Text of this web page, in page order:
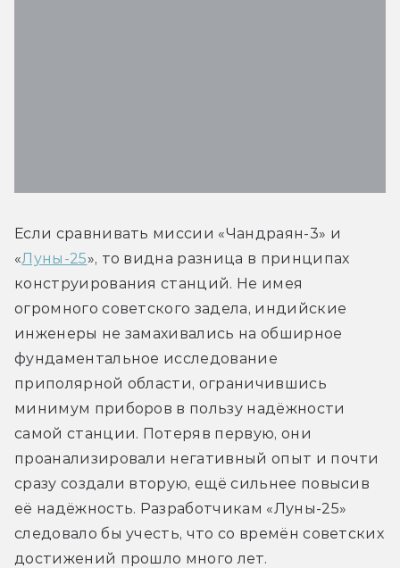
Если сравнивать миссии «Чандраян-3» и
«Луны-25», то видна разница в принципах
конструирования станций. Не имея
огромного советского задела, индийские
инженеры не замахивались на обширное
фундаментальное исследование
приполярной области, ограничившись
минимум приборов в пользу надёжности
самой станции. Потеряв первую, они
проанализировали негативный опыт и почти
сразу создали вторую, ещё сильнее повысив
её надёжность. Разработчикам «Луны-25»
следовало бы учесть, что со времён советских
достижений прошло много лет.